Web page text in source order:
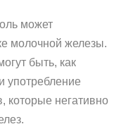
может
молочной железы.
быть, как
употребление
которые негативно